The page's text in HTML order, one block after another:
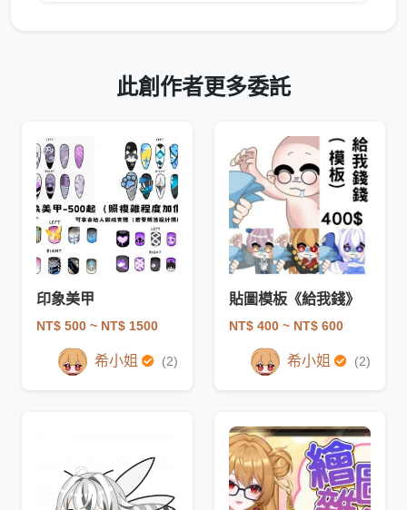
此創作者更多委託
印象美甲
NT$ 500 ~ NT$ 1500
希小姐 (2)
貼圖模板《給我錢》
NT$ 400 ~ NT$ 600
希小姐 (2)